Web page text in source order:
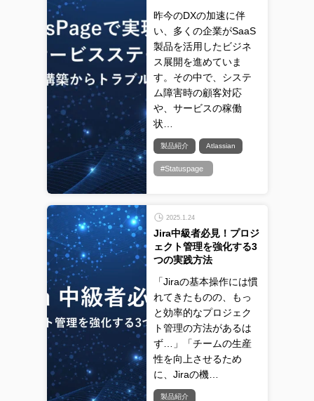
昨今のDXの加速に伴
い、多くの企業がSaaS
製品を活用したビジネ
ス展開を進めていま
す。その中で、システ
ム障害時の顧客対応
や、サービスの稼働
状…
製品紹介 Atlassian
#Statuspage
2025.1.24
Jira中級者必見！プロジ
ェクト管理を強化する3
つの実践方法
「Jiraの基本操作には慣
れてきたものの、もっ
と効率的なプロジェク
ト管理の方法があるは
ず…」「チームの生産
性を向上させるため
に、Jiraの機…
製品紹介